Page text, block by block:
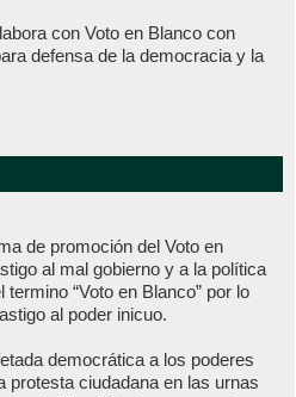
con Voto en Blanco con
defensa de la democracia y la
de promoción del Voto en
al mal gobierno y a la política
“Voto en Blanco” por lo
al poder inicuo.
democrática a los poderes
protesta ciudadana en las urnas